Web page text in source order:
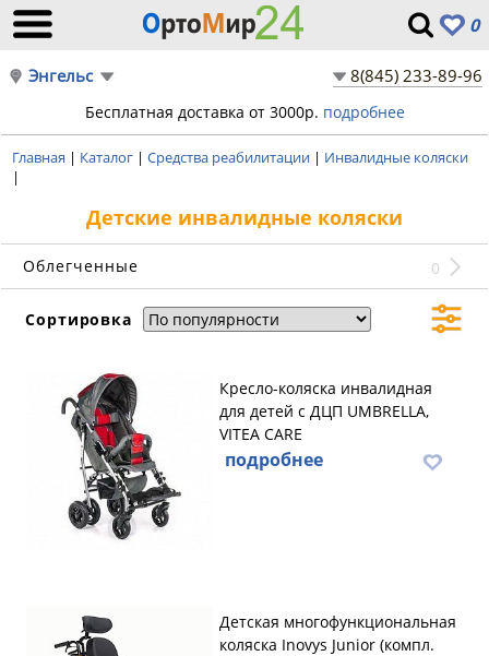
0
Энгельс 8(845) 233-89-96
Бесплатная доставка от 3000р. подробнее
Главная | Каталог | Средства реабилитации | Инвалидные коляски
|
Детские инвалидные коляски
Облегченные 0
Сортировка
Кресло-коляска инвалидная
для детей с ДЦП UMBRELLA,
VITEA CARE
подробнее
Детская многофункциональная
коляска Inovys Junior (компл.